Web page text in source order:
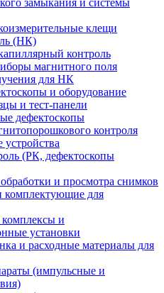
замыкания и системы
клещи
(НК)
контроль
магнитного поля
для НК
и оборудование
и тест-панели
дефектоскопы
контроля
(РК, дефектоскопы
и просмотра снимков
комплектующие для
комплексы и
установки
и расходные материалы для
(импульсные и